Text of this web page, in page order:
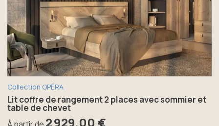
Collection OPÉRA
Lit coffre de rangement 2 places avec sommier et
table de chevet
2 929,00 €